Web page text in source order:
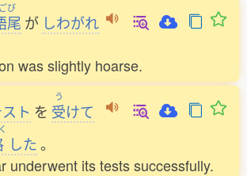
ごび
尾 が しわがれ
was slightly hoarse.
ト を
う
受けて
した 。
underwent its tests successfully.